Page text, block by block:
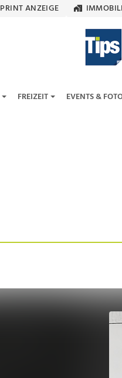
PRINT ANZEIGE
FREIZEIT EVENTS &